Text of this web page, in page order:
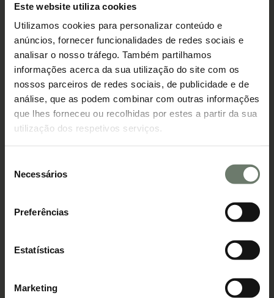
Este website utiliza cookies
Utilizamos cookies para personalizar conteúdo e
anúncios, fornecer funcionalidades de redes sociais e
analisar o nosso tráfego. Também partilhamos
informações acerca da sua utilização do site com os
nossos parceiros de redes sociais, de publicidade e de
análise, que as podem combinar com outras informações
que lhes forneceu ou recolhidas por estes a partir da sua
utilização dos respetivos serviços.
Necessários
Preferências
Estatísticas
Marketing
Crédito Twinkloo Radar
O que é a garantia do Estado para o
crédito jovem habitação?
habitação?